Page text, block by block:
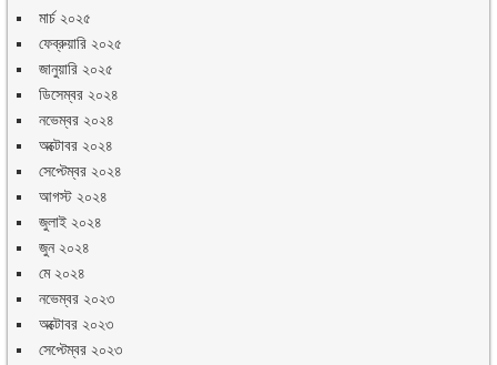
মার্চ ২০২৫
ফেব্রুয়ারি ২০২৫
জানুয়ারি ২০২৫
ডিসেম্বর ২০২৪
নভেম্বর ২০২৪
অক্টোবর ২০২৪
সেপ্টেম্বর ২০২৪
আগস্ট ২০২৪
জুলাই ২০২৪
জুন ২০২৪
মে ২০২৪
নভেম্বর ২০২৩
অক্টোবর ২০২৩
সেপ্টেম্বর ২০২৩